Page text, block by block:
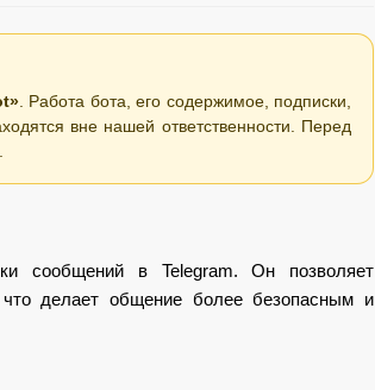
. Работа бота, его содержимое, подписки,
вне нашей ответственности. Перед
сообщений в Telegram. Он позволяет
что делает общение более безопасным и